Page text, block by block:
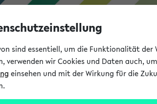
sind essentiell, um die Funktionalität
verwenden wir Cookies und Daten auch,
einsehen und mit der Wirkung für die